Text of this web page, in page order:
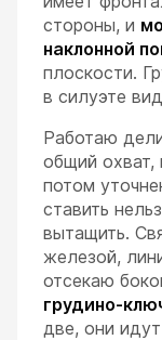
стороны, и
наклонной
плоскости.
в силуэте
Работаю
общий
потом
ставить
вытащить.
железой,
отсекаю
грудино-
две, они